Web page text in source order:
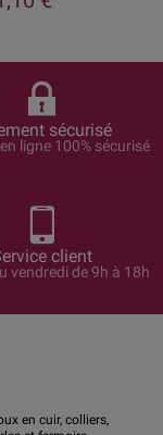
sécurisé
ligne 100% sécurisé
client
vendredi de 9h à 18h
en cuir, colliers,